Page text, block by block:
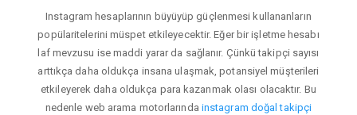
Instagram hesaplarının büyüyüp güçlenmesi kullananların
popülaritelerini müspet etkileyecektir. Eğer bir işletme hesabı
laf mevzusu ise maddi yarar da sağlanır. Çünkü takipçi sayısı
arttıkça daha oldukça insana ulaşmak, potansiyel müşterileri
etkileyerek daha oldukça para kazanmak olası olacaktır. Bu
nedenle web arama motorlarında instagram doğal takipçi